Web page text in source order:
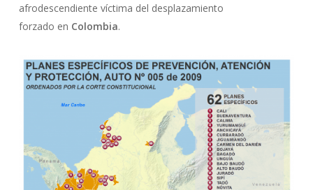
afrodescendiente víctima del desplazamiento
forzado en Colombia.